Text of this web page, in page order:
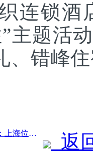
连锁酒
主题活
、错峰
前一篇：2026年全球酒店发展：上海位居客房新增量榜首
返